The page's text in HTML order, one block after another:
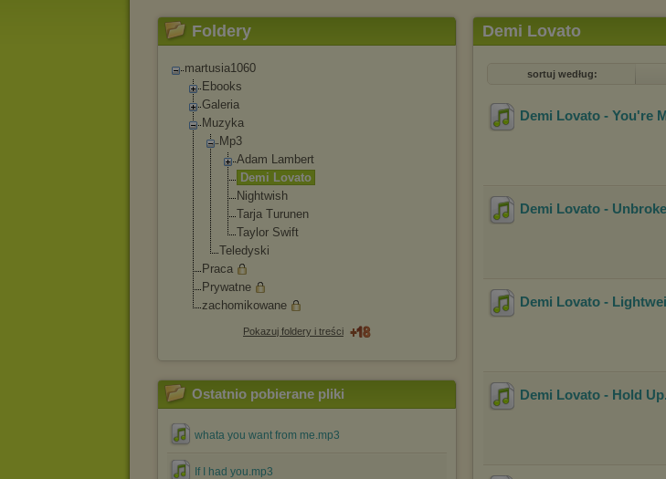
Foldery
martusia1060
Ebooks
Galeria
Muzyka
Mp3
Adam Lambert
Demi Lovato
Nightwish
Tarja Turunen
Taylor Swift
Teledyski
Praca
Prywatne
zachomikowane
Pokazuj foldery i treści
Ostatnio pobierane pliki
whata you want from me.mp3
If I had you.mp3
Demi Lovato
sortuj według:
Demi Lovato - You're
Demi Lovato -
Demi Lovato -
Demi Lovato - Hold Up